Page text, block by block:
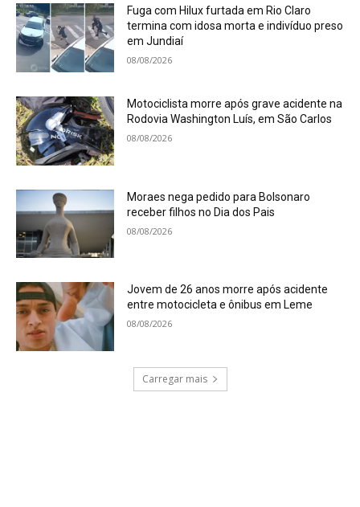
Fuga com Hilux furtada em Rio Claro
termina com idosa morta e indivíduo preso
em Jundiaí
08/08/2026
Motociclista morre após grave acidente na
Rodovia Washington Luís, em São Carlos
08/08/2026
Moraes nega pedido para Bolsonaro
receber filhos no Dia dos Pais
08/08/2026
Jovem de 26 anos morre após acidente
entre motocicleta e ônibus em Leme
08/08/2026
Carregar mais